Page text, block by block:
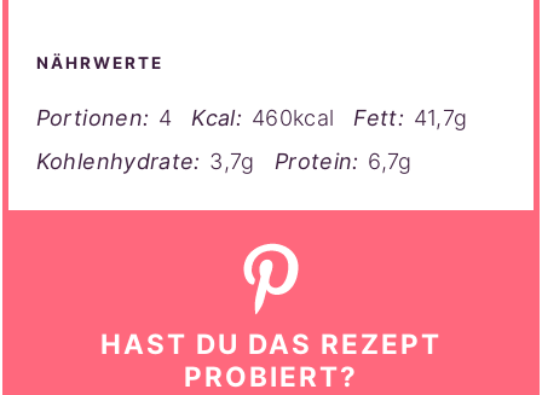
NÄHRWERTE
Portionen: 4 Kcal: 460kcal Fett: 41,7g
Kohlenhydrate: 3,7g Protein: 6,7g
HAST DU DAS REZEPT
PROBIERT?